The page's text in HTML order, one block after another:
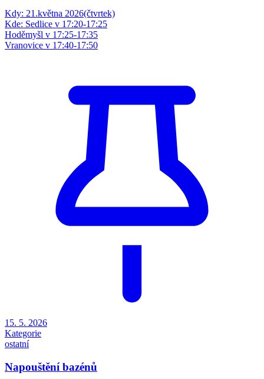
Kdy: 21.května 2026(čtvrtek)
Kde: Sedlice v 17:20-17:25
Hoděmyšl v 17:25-17:35
Vranovice v 17:40-17:50
15. 5. 2026
Kategorie
ostatní
Napouštění bazénů